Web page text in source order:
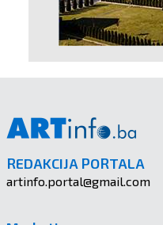
REDAKCIJA PORTALA
artinfo.portal@gmail.com